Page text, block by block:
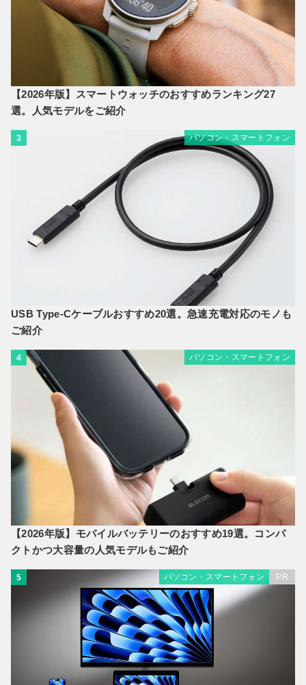
【2026年版】スマートウォッチのおすすめランキング27
選。人気モデルをご紹介
3 パソコン・スマートフォン
USB Type-Cケーブルおすすめ20選。急速充電対応のモノも
ご紹介
4 パソコン・スマートフォン
【2026年版】モバイルバッテリーのおすすめ19選。コンパ
クトかつ大容量の人気モデルもご紹介
5 パソコン・スマートフォン PR